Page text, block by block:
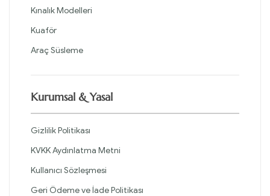
Kınalık Modelleri
Kuaför
Araç Süsleme
Kurumsal & Yasal
Gizlilik Politikası
KVKK Aydınlatma Metni
Kullanıcı Sözleşmesi
Geri Ödeme ve İade Politikası